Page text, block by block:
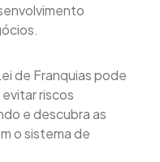
de Franquias pode
riscos
e descubra as
o sistema de